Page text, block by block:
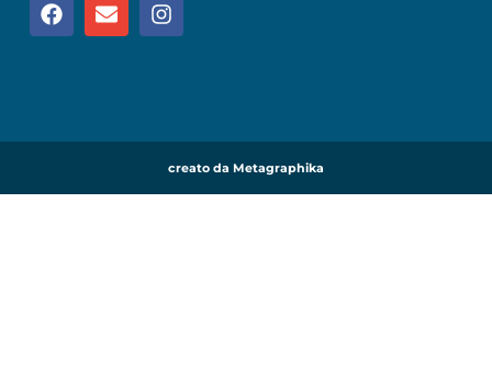
creato da Metagraphika